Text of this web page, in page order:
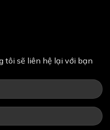
tôi sẽ liên hệ lại với bạn